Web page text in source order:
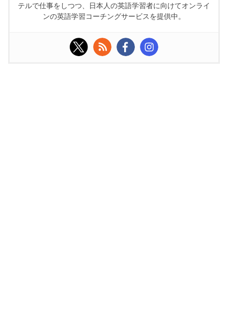
テルで仕事をしつつ、日本人の英語学習者に向けてオンライ
ンの英語学習コーチングサービスを提供中。